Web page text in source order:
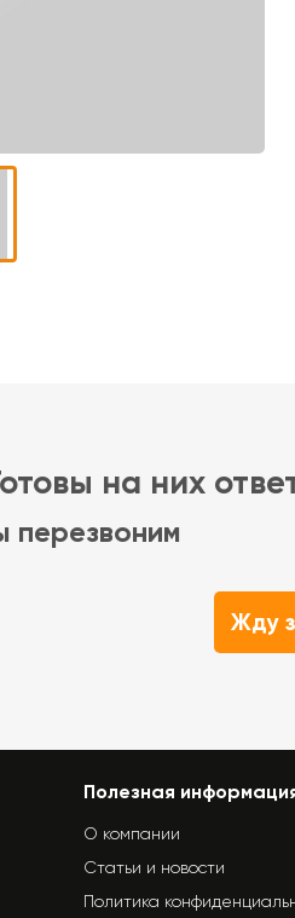
на них
перезвоним
Жду
Полезная
О компании
Статьи и новости
Политика